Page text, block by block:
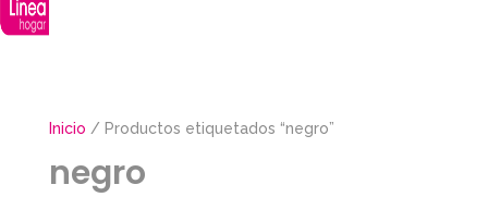
Inicio / Productos etiquetados “negro”
negro